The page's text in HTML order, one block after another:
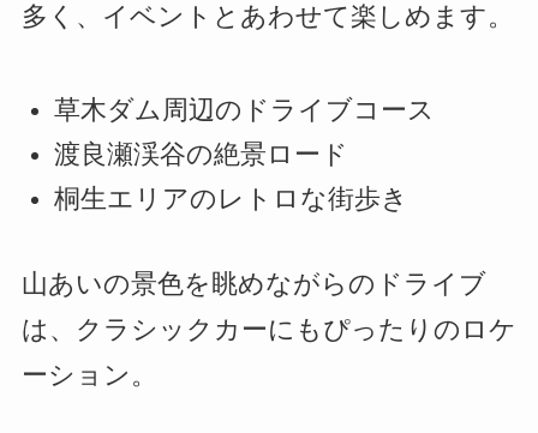
多く、イベントとあわせて楽しめます。
草木ダム周辺のドライブコース
渡良瀬渓谷の絶景ロード
桐生エリアのレトロな街歩き
山あいの景色を眺めながらのドライブ
は、クラシックカーにもぴったりのロケ
ーション。